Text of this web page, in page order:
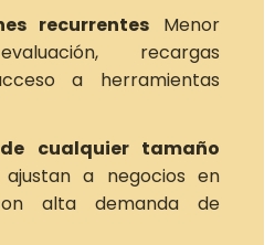
recurrentes Menor
recargas
a herramientas
cualquier tamaño
a negocios en
alta demanda de